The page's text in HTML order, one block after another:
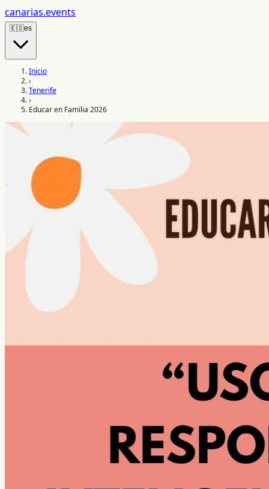
canarias.events
🇪🇸es
Inicio
›
Tenerife
›
Educar en Familia 2026